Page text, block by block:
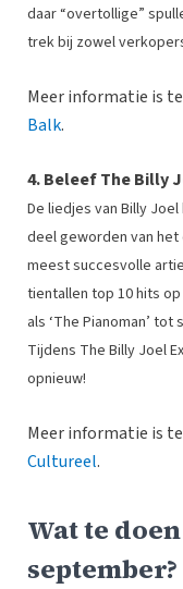
daar “overtollige”
trek bij zowel
Meer informatie is
Balk.
4. Beleef The Billy
De liedjes van Billy
deel geworden van
meest succesvolle
tientallen top 10 hits
als ‘The Pianoman’ tot
Tijdens The Billy Joel
opnieuw!
Meer informatie is
Cultureel.
Wat te
september?